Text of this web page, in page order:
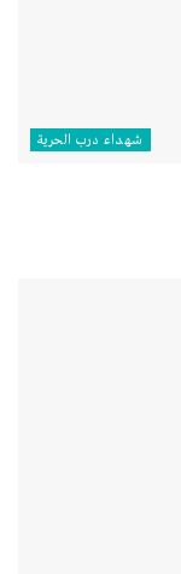
شهداء درب الحرية